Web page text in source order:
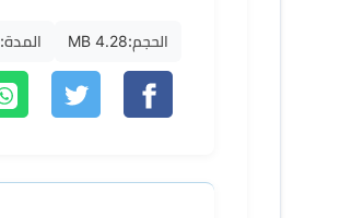
الحجم:4.28 MB المدة: